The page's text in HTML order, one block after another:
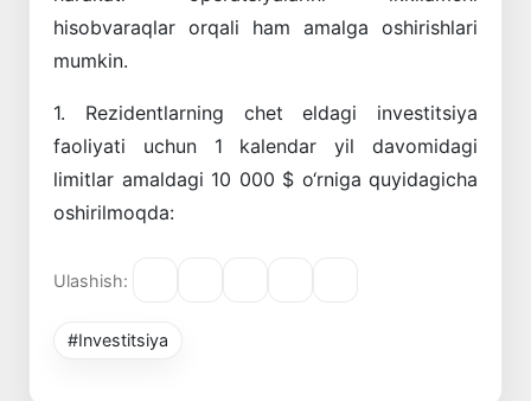
hisobvaraqlar orqali ham amalga oshirishlari
mumkin.
1. Rezidentlarning chet eldagi investitsiya
faoliyati uchun 1 kalendar yil davomidagi
limitlar amaldagi 10 000 $ o‘rniga quyidagicha
oshirilmoqda:
Ulashish:
#Investitsiya